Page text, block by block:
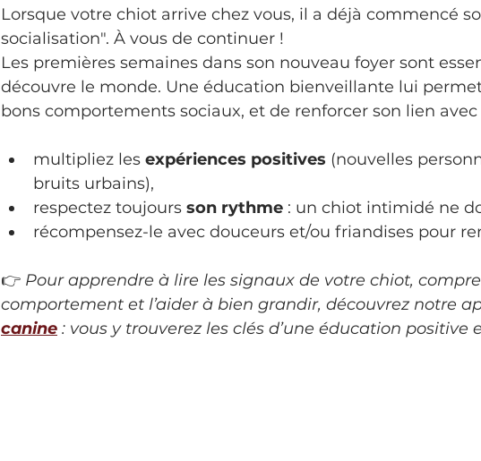
Lorsque votre chiot arrive chez vous, il a déjà commencé
socialisation". À vous de continuer !
Les premières semaines dans son nouveau foyer sont
découvre le monde. Une éducation bienveillante lui
bons comportements sociaux, et de renforcer son lien avec
multipliez les expériences positives (nouvelles
bruits urbains),
respectez toujours son rythme : un chiot intimidé ne
récompensez-le avec douceurs et/ou friandises pour
👉 Pour apprendre à lire les signaux de votre chiot,
comportement et l’aider à bien grandir, découvrez notre
canine : vous y trouverez les clés d’une éducation positive